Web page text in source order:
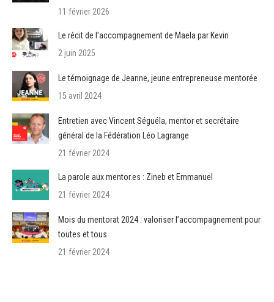
11 février 2026
Le récit de l’accompagnement de Maela par Kevin
2 juin 2025
Le témoignage de Jeanne, jeune entrepreneuse mentorée
15 avril 2024
Entretien avec Vincent Séguéla, mentor et secrétaire
général de la Fédération Léo Lagrange
21 février 2024
La parole aux mentor.es : Zineb et Emmanuel
21 février 2024
Mois du mentorat 2024 : valoriser l’accompagnement pour
toutes et tous
21 février 2024